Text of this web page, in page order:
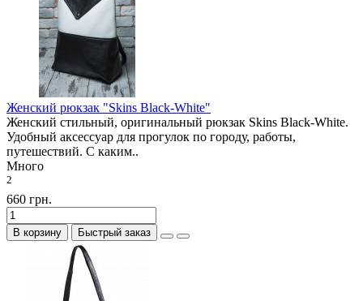
Женский рюкзак "Skins Black-White"
Женский стильный, оригинальный рюкзак Skins Black-White.
Удобный аксессуар для прогулок по городу, работы,
путешествий. С каким..
Много
2
660 грн.
В корзину Быстрый заказ